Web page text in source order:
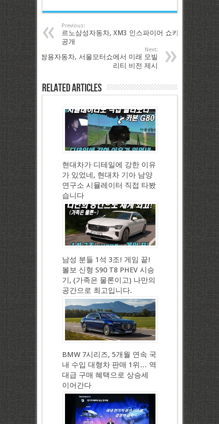
Previous:
르노삼성자동차, XM3 인스파이어 쇼카
공개
Next:
쌍용자동차, 서울모터쇼에서 미래 모빌
리티 비전 제시
Related Articles
현대차가 디테일에 강한 이유
가 있었네, 현대차 기아 남양
연구소 시뮬레이터 직접 타봤
습니다
남성 분들 1석 3조! 게임 끝!
볼보 신형 S90 T8 PHEV 시승
기, (가족은 물론이고) 나만의
공간으로 최고입니다.
BMW 7시리즈, 5개월 연속 국
내 수입 대형차 판매 1위… 역
대급 구매 혜택으로 상승세
이어간다